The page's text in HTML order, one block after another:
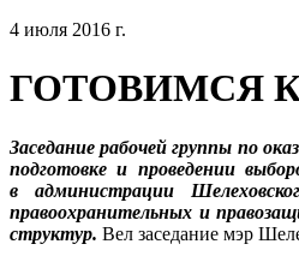
4 июля 2016 г.
ГОТОВИМСЯ
Заседание рабочей группы по
подготовке и проведении
в администрации
правоохранительных и
структур. Вел заседание мэр